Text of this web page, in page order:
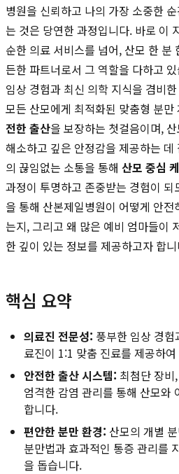
병원을 신뢰하고 나의 가장 소중한
는 것은 당연한 과정입니다. 바로 이
순한 의료 서비스를 넘어, 산모 한 분
든한 파트너로서 그 역할을 다하고
임상 경험과 최신 의학 지식을 겸비한
모든 산모에게 최적화된 맞춤형 분
전한 출산을 보장하는 첫걸음이며,
해소하고 깊은 안정감을 제공하는
의 끊임없는 소통을 통해 산모 중심
과정이 투명하고 존중받는 경험이
을 통해 산본제일병원이 어떻게 안전
는지, 그리고 왜 많은 예비 엄마들이
한 깊이 있는 정보를 제공하고자 합
핵심 요약
의료진 전문성: 풍부한 임상 경
료진이 1:1 맞춤 진료를 제공하
안전한 출산 시스템: 최첨단 장
엄격한 감염 관리를 통해 산모와
합니다.
편안한 분만 환경: 산모의 개별
분만법과 효과적인 통증 관리를
을 돕습니다.